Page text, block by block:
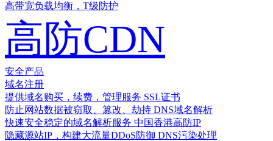
高带宽负载均衡，T级防护
高防CDN
安全产品
域名注册
提供域名购买，续费，管理服务 SSL证书
防止网站数据被窃取、篡改、劫持 DNS域名解析
快速安全稳定的域名解析服务 中国香港高防IP
隐藏源站IP，构建大流量DDoS防御 DNS污染处理